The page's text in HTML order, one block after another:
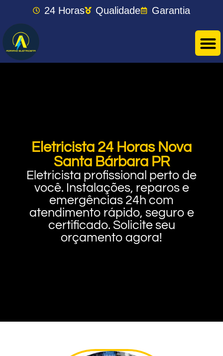
24 Horas Qualidade Garantia
Eletricista 24 Horas Nova
Santa Bárbara PR
Eletricista profissional perto de
você. Instalações, reparos e
emergências 24h com
atendimento rápido, seguro e
certificado. Solicite seu
orçamento agora!